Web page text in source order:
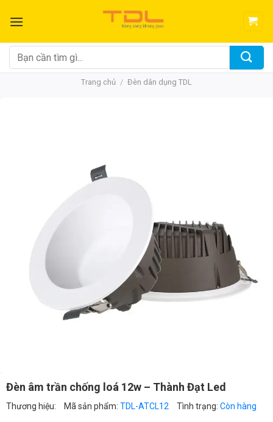
qua
dung
Tìm
kiếm:
Trang chủ / Đèn dân dụng TDL
Đèn âm trần chống loá 12w – Thành Đạt Led
Thương hiệu: Mã sản phẩm: TDL-ATCL12 Tình trạng: Còn hàng